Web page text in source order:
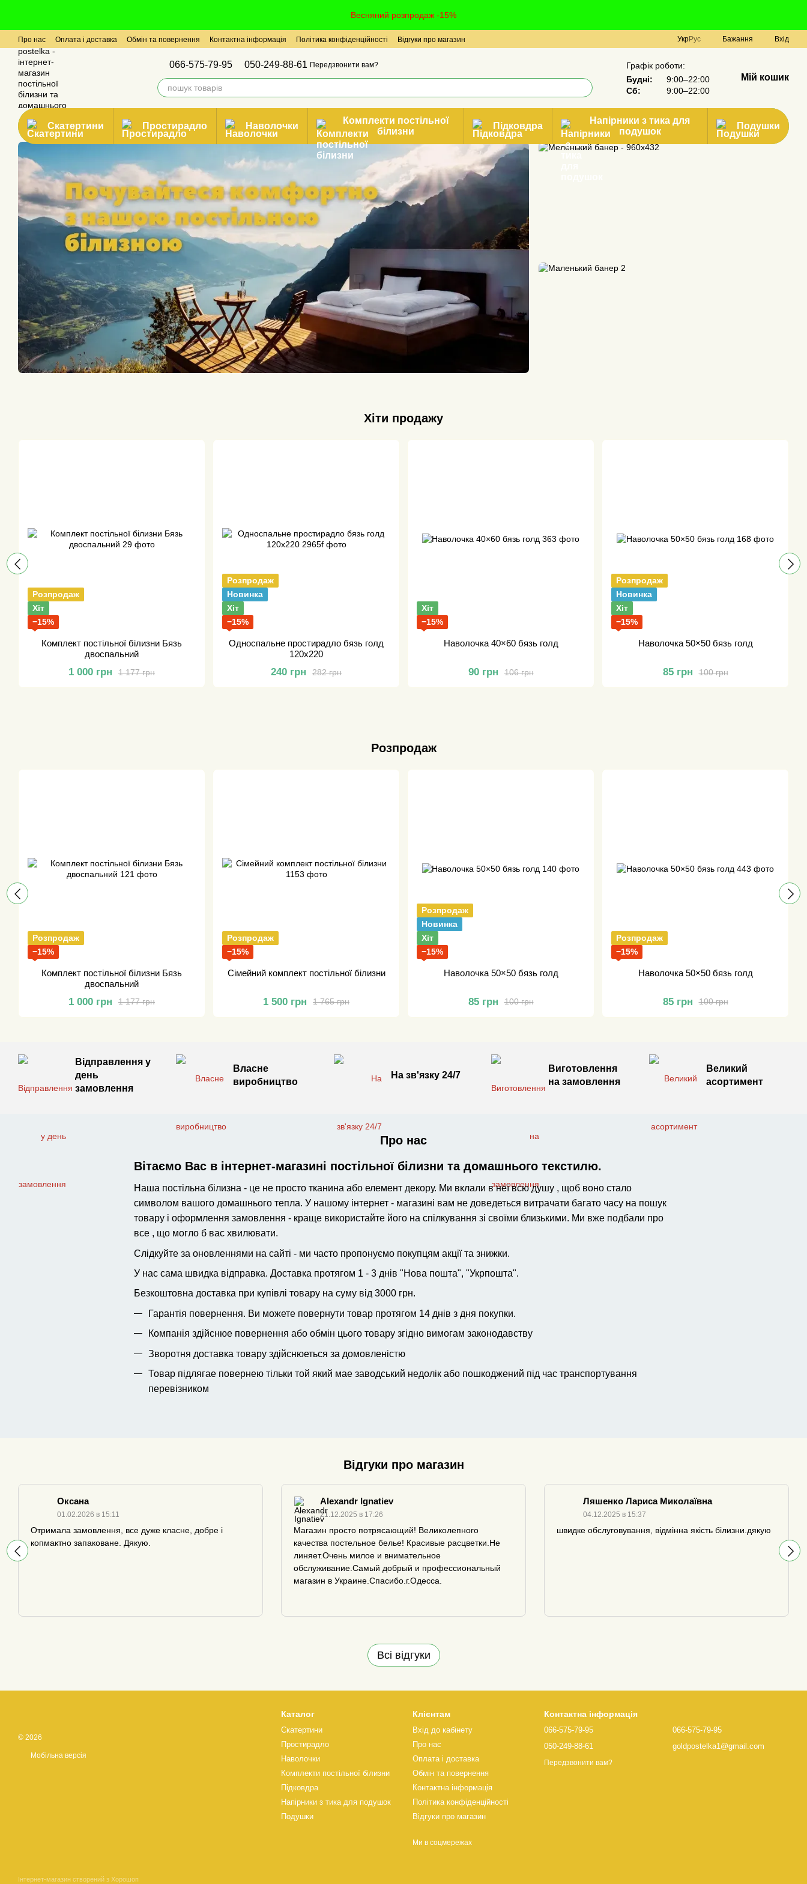
Весняний розпродаж -15%
Про нас Оплата і доставка Обмін та повернення Контактна інформація Політика конфіденційності Відгуки про магазин УкрРус Бажання Вхід
066-575-79-95 050-249-88-61 Передзвонити вам?
Графік роботи:
Будні:
9:00–22:00
Сб:
9:00–22:00
Мій кошик
Скатертини Простирадло Наволочки
Комплекти постільної
білизни
Підковдра
Напірники з тика для
подушок
Подушки
Хіти продажу
Розпродаж
Хіт
−15%
Комплект постільної білизни Бязь
двоспальний
1 177 грн
1 000 грн
Розпродаж
Новинка
Хіт
−15%
Односпальне простирадло бязь голд
120х220
282 грн
240 грн
Хіт
−15%
Наволочка 40×60 бязь голд
106 грн
90 грн
Розпродаж
Новинка
Хіт
−15%
Наволочка 50×50 бязь голд
100 грн
85 грн
Розпродаж
Розпродаж
−15%
Комплект постільної білизни Бязь
двоспальний
1 177 грн
1 000 грн
Розпродаж
−15%
Сімейний комплект постільної білизни
1 765 грн
1 500 грн
Розпродаж
Новинка
Хіт
−15%
Наволочка 50×50 бязь голд
100 грн
85 грн
Розпродаж
−15%
Наволочка 50×50 бязь голд
100 грн
85 грн
Відправлення у
день
замовлення
Власне
виробництво
На зв'язку 24/7
Виготовлення
на замовлення
Великий
асортимент
Про нас
Вітаємо Вас в інтернет-магазині постільної білизни та домашнього текстилю.
Наша постільна білизна - це не просто тканина або елемент декору. Ми вклали в неї всю душу , щоб воно стало
символом вашого домашнього тепла. У нашому інтернет - магазині вам не доведеться витрачати багато часу на пошук
товару і оформлення замовлення - краще використайте його на спілкування зі своїми близькими. Ми вже подбали про
все , що могло б вас хвилювати.
Слідкуйте за оновленнями на сайті - ми часто пропонуємо покупцям акції та знижки.
У нас сама швидка відправка. Доставка протягом 1 - 3 днів "Нова пошта", "Укрпошта".
Безкоштовна доставка при купівлі товару на суму від 3000 грн.
Гарантія повернення. Ви можете повернути товар протягом 14 днів з дня покупки.
Компанія здійснюе повернення або обмін цього товару згідно вимогам законодавству
Зворотня доставка товару здійснюеться за домовленістю
Товар підлягае повернею тільки той який мае заводський недолік або пошкоджений під час транспортування
перевізником
Відгуки про магазин
Оксана
01.02.2026 в 15:11
Отримала замовлення, все дуже класне, добре і
копмактно запаковане. Дякую.
Alexandr Ignatiev
21.12.2025 в 17:26
Магазин просто потрясающий! Великолепного
качества постельное белье! Красивые расцветки.Не
линяет.Очень милое и внимательное
обслуживание.Самый добрый и профессиональный
магазин в Украине.Спасибо.г.Одесса.
Ляшенко Лариса Миколаївна
04.12.2025 в 15:37
швидке обслуговування, відмінна якість білизни.дякую
Всі відгуки
© 2026
Мобільна версія
Інтернет-магазин створений з Хорошоп
Каталог
Скатертини
Простирадло
Наволочки
Комплекти постільної білизни
Підковдра
Напірники з тика для подушок
Подушки
Клієнтам
Вхід до кабінету
Про нас
Оплата і доставка
Обмін та повернення
Контактна інформація
Політика конфіденційності
Відгуки про магазин
Ми в соцмережах
Контактна інформація
066-575-79-95
050-249-88-61
Передзвонити вам?
066-575-79-95
goldpostelka1@gmail.com